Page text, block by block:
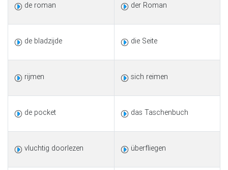
de roman der Roman
de bladzijde die Seite
rijmen sich reimen
de pocket das Taschenbuch
vluchtig doorlezen überfliegen